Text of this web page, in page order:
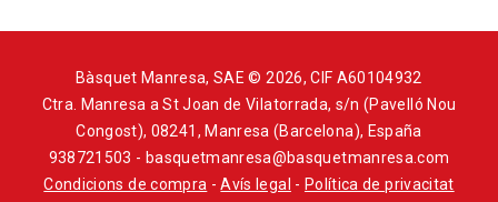
Bàsquet Manresa, SAE © 2026, CIF A60104932
Ctra. Manresa a St Joan de Vilatorrada, s/n (Pavelló Nou
Congost), 08241, Manresa (Barcelona), España
938721503 - basquetmanresa@basquetmanresa.com
Condicions de compra -Avís legal - Política de privacitat